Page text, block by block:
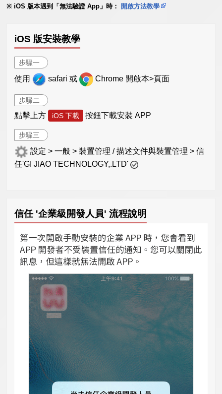
iOS 版本遇到「無法驗證 App」時：
開啟方法教學
iOS 版安裝教學
步驟一
使用 safari 或 Chrome 開啟本>頁面
步驟二
點擊上方 iOS 下載 按鈕下載安裝 APP
步驟三
設定 > 一般 > 裝置管理 / 描述文件與裝置管理 > 信
任'GI JIAO TECHNOLOGY,.LTD'
信任 '企業級開發人員' 流程說明